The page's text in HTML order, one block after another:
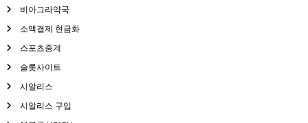
비아그라약국
소액결제 현금화
스포츠중계
슬롯사이트
시알리스
시알리스 구입